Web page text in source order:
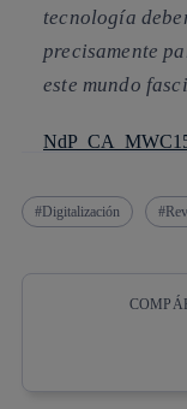
tecnología
precisamente
este mundo
Digitalización